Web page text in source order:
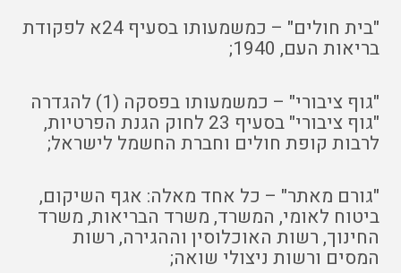
"בית חולים" – כמשמעותו בסעיף 24א לפקודת
בריאות העם, 1940;
"גוף ציבורי" – כמשמעותו בפסקה (1) להגדרה
"גוף ציבורי" בסעיף 23 לחוק הגנת הפרטיות,
לרבות קופת חולים וחברת החשמל לישראל;
"גורם מאתר" – כל אחד מאלה: אגף השיקום,
ביטוח לאומי, המשרד, משרד הבריאות, משרד
החינוך, רשות האוכלוסין וההגירה, רשות
המסים ורשות ניצולי שואה;